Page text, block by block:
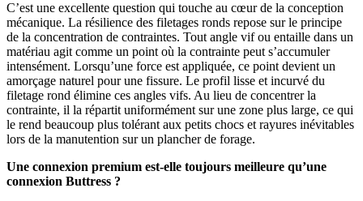
C’est une excellente question qui touche au cœur de la conception
mécanique. La résilience des filetages ronds repose sur le principe
de la concentration de contraintes. Tout angle vif ou entaille dans un
matériau agit comme un point où la contrainte peut s’accumuler
intensément. Lorsqu’une force est appliquée, ce point devient un
amorçage naturel pour une fissure. Le profil lisse et incurvé du
filetage rond élimine ces angles vifs. Au lieu de concentrer la
contrainte, il la répartit uniformément sur une zone plus large, ce qui
le rend beaucoup plus tolérant aux petits chocs et rayures inévitables
lors de la manutention sur un plancher de forage.
Une connexion premium est-elle toujours meilleure qu’une
connexion Buttress ?